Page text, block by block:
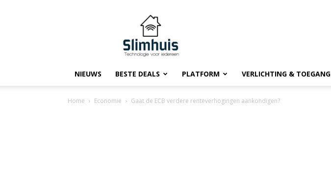
Slimhuis.tech
NIEUWS BESTE DEALS PLATFORM VERLICHTING & TOEGANG
Home Economie Gaat de ECB verdere renteverhogingen aankondigen?